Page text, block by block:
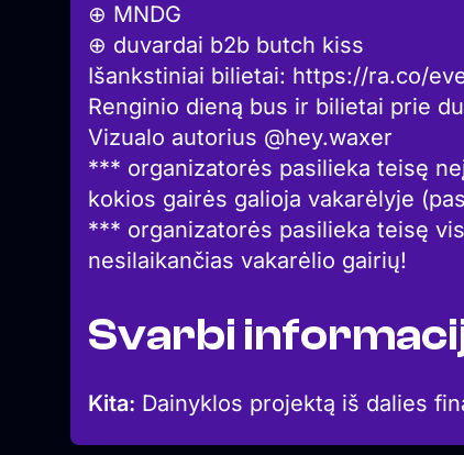
⊕ MNDG
⊕ duvardai b2b butch kiss
Išankstiniai bilietai: https://ra.co/
Renginio dieną bus ir bilietai prie
Vizualo autorius @hey.waxer
*** organizatorės pasilieka teisę
kokios gairės galioja vakarėlyje
*** organizatorės pasilieka teisę
nesilaikančias vakarėlio gairių!
Svarbi
Kita: Dainyklos projektą iš dalies